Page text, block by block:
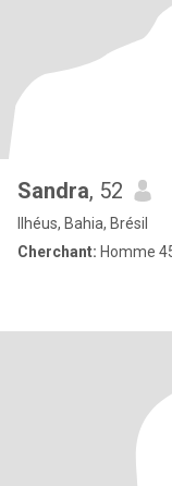
Sandra, 52
Ilhéus, Bahia, Brésil
Cherchant: Homme